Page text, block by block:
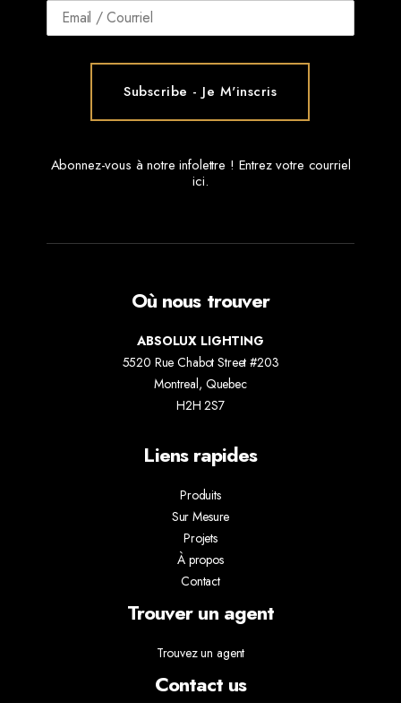
Abonnez-vous à notre infolettre ! Entrez votre courriel
ici.
Où nous trouver
ABSOLUX LIGHTING
5520 Rue Chabot Street #203
Montreal, Quebec
H2H 2S7
Liens rapides
Produits
Sur Mesure
Projets
À propos
Contact
Trouver un agent
Trouvez un agent
Contact us